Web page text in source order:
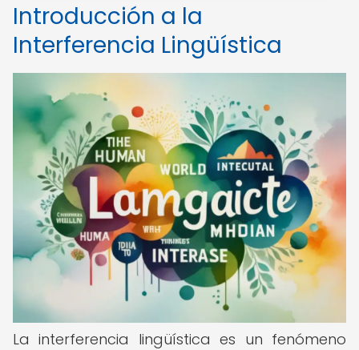
Introducción a la
Interferencia Lingüística
La interferencia lingüística es un fenómeno